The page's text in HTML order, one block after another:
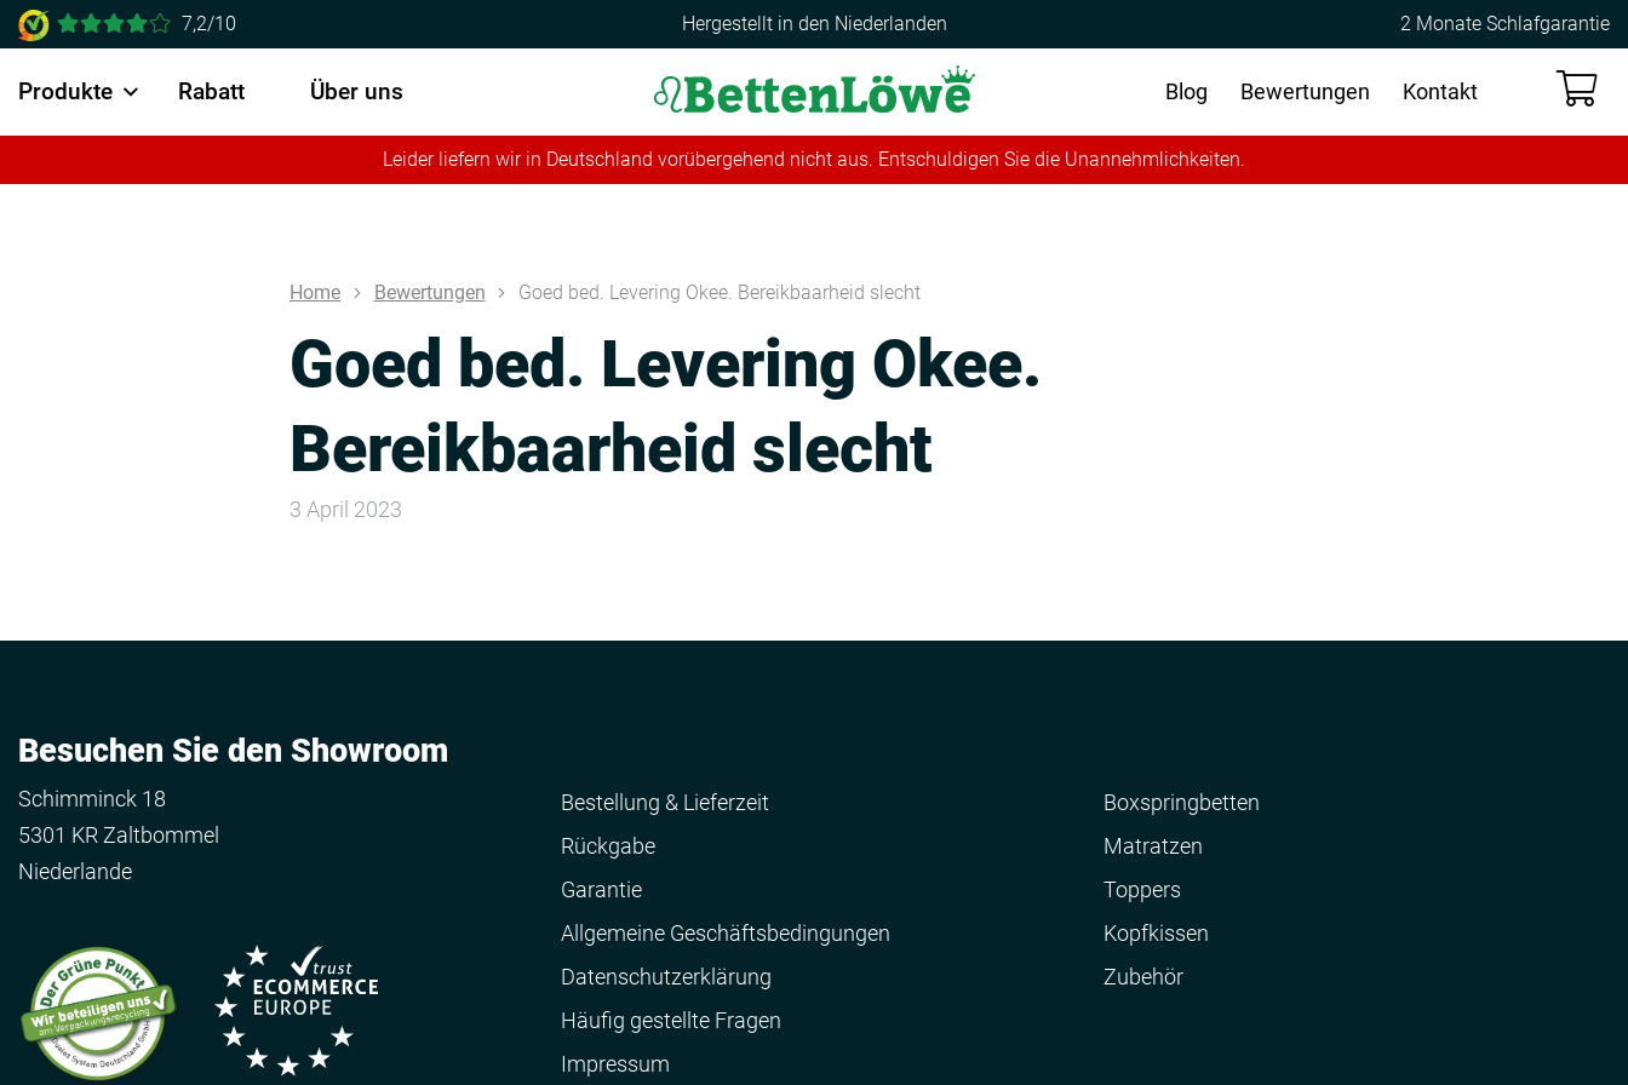
7,2/10 Hergestellt in den Niederlanden 2 Monate Schlafgarantie
Produkte Rabatt Über uns Kontakt
Bewertungen
Blog
Leider liefern wir in Deutschland vorübergehend nicht aus. Entschuldigen Sie die Unannehmlichkeiten.
Home Bewertungen Goed bed. Levering Okee. Bereikbaarheid slecht
Goed bed. Levering Okee.
Bereikbaarheid slecht
3 April 2023
Besuchen Sie den Showroom
Schimminck 18
5301 KR Zaltbommel
Niederlande
Bestellung & Lieferzeit
Rückgabe
Garantie
Allgemeine Geschäftsbedingungen
Datenschutzerklärung
Häufig gestellte Fragen
Impressum
Boxspringbetten
Matratzen
Toppers
Kopfkissen
Zubehör